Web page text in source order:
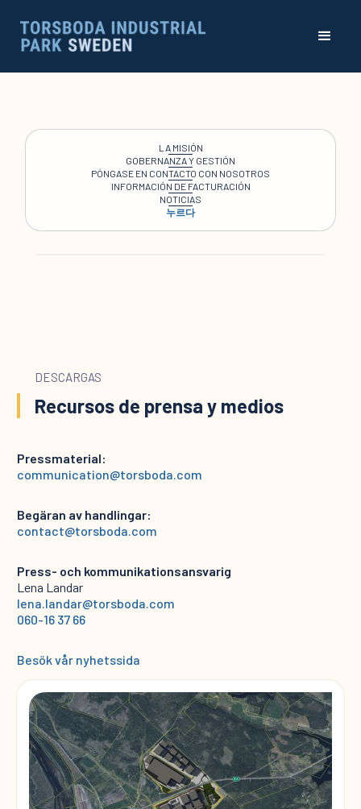
LA MISIÓN
GOBERNANZA Y GESTIÓN
PÓNGASE EN CONTACTO CON NOSOTROS
INFORMACIÓN DE FACTURACIÓN
NOTICIAS
누르다
DESCARGAS
Recursos de prensa y medios
Pressmaterial:
communication@torsboda.com
Begäran av handlingar:
contact@torsboda.com
Press- och kommunikationsansvarig
Lena Landar
lena.landar@torsboda.com
060-16 37 66
Besök vår nyhetssida